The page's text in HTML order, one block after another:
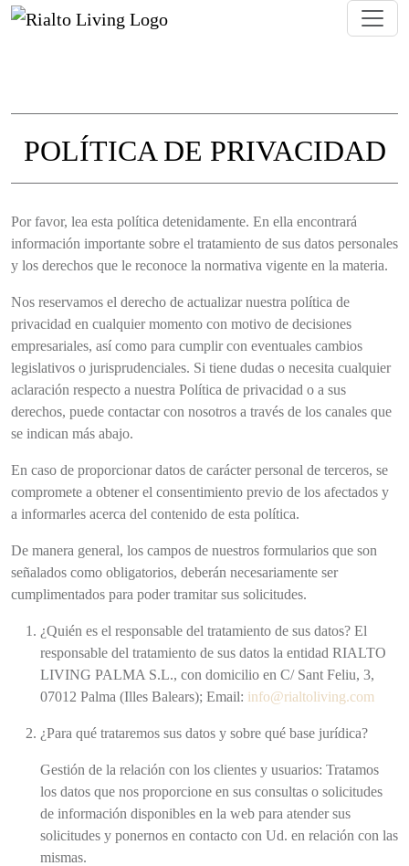
POLÍTICA DE PRIVACIDAD
Detalles sobre cómo Rialto Living
Por favor, lea esta política detenidamente. En ella encontrará
información importante sobre el tratamiento de sus datos personales
y los derechos que le reconoce la normativa vigente en la materia.
Nos reservamos el derecho de actualizar nuestra política de
privacidad en cualquier momento con motivo de decisiones
empresariales, así como para cumplir con eventuales cambios
legislativos o jurisprudenciales. Si tiene dudas o necesita cualquier
aclaración respecto a nuestra Política de privacidad o a sus
derechos, puede contactar con nosotros a través de los canales que
se indican más abajo.
En caso de proporcionar datos de carácter personal de terceros, se
compromete a obtener el consentimiento previo de los afectados y
a informarles acerca del contenido de esta política.
De manera general, los campos de nuestros formularios que son
señalados como obligatorios, deberán necesariamente ser
cumplimentados para poder tramitar sus solicitudes.
¿Quién es el responsable del tratamiento de sus datos? El
responsable del tratamiento de sus datos la entidad RIALTO
LIVING PALMA S.L., con domicilio en C/ Sant Feliu, 3,
07012 Palma (Illes Balears); Email: info@rialtoliving.com
¿Para qué trataremos sus datos y sobre qué base jurídica?
Gestión de la relación con los clientes y usuarios: Tratamos
los datos que nos proporcione en sus consultas o solicitudes
de información disponibles en la web para atender sus
solicitudes y ponernos en contacto con Ud. en relación con las
mismas.